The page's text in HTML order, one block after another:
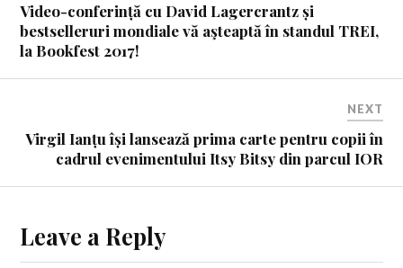
Video-conferință cu David Lagercrantz și
bestselleruri mondiale vă aşteaptă în standul TREI,
la Bookfest 2017!
NEXT
Virgil Ianțu își lansează prima carte pentru copii în
cadrul evenimentului Itsy Bitsy din parcul IOR
Leave a Reply